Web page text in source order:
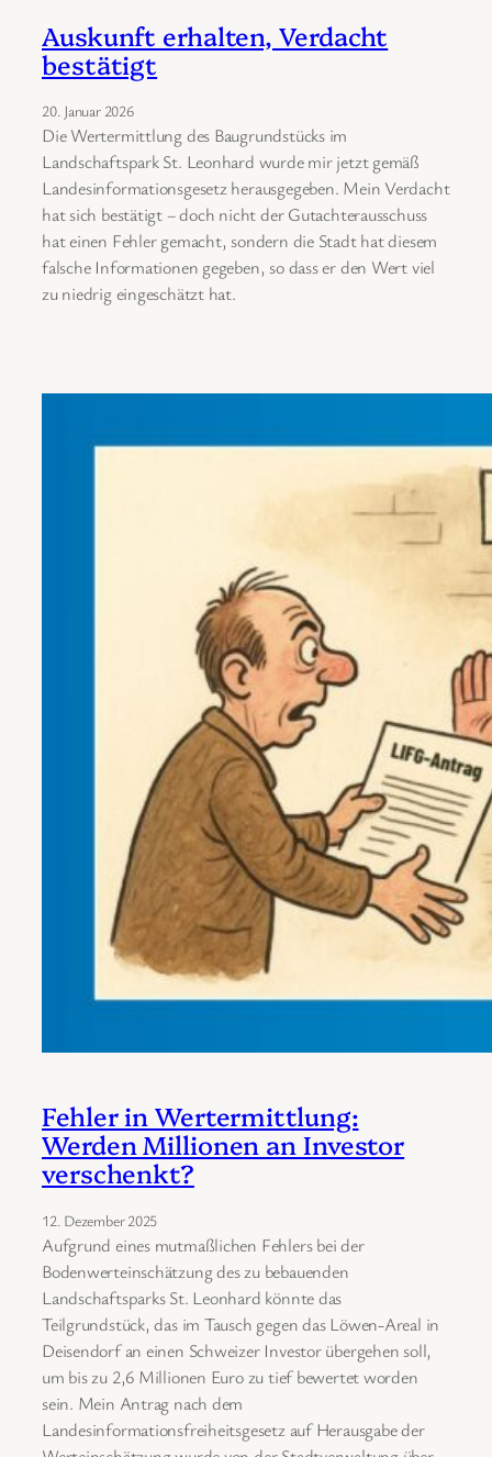
Auskunft erhalten, Verdacht
bestätigt
20. Januar 2026
Die Wertermittlung des Baugrundstücks im
Landschaftspark St. Leonhard wurde mir jetzt gemäß
Landesinformationsgesetz herausgegeben. Mein Verdacht
hat sich bestätigt ‒ doch nicht der Gutachterausschuss
hat einen Fehler gemacht, sondern die Stadt hat diesem
falsche Informationen gegeben, so dass er den Wert viel
zu niedrig eingeschätzt hat.
Fehler in Wertermittlung:
Werden Millionen an Investor
verschenkt?
12. Dezember 2025
Aufgrund eines mutmaßlichen Fehlers bei der
Bodenwerteinschätzung des zu bebauenden
Landschaftsparks St. Leonhard könnte das
Teilgrundstück, das im Tausch gegen das Löwen-Areal in
Deisendorf an einen Schweizer Investor übergehen soll,
um bis zu 2,6 Millionen Euro zu tief bewertet worden
sein. Mein Antrag nach dem
Landesinformationsfreiheitsgesetz auf Herausgabe der